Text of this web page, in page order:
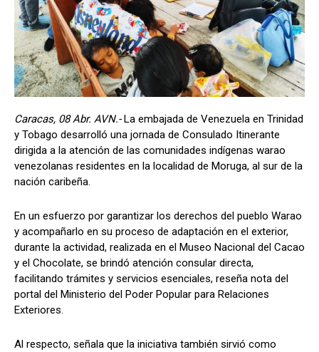
Caracas, 08 Abr. AVN.-La embajada de Venezuela en Trinidad
y Tobago desarrolló una jornada de Consulado Itinerante
dirigida a la atención de las comunidades indígenas warao
venezolanas residentes en la localidad de Moruga, al sur de la
nación caribeña.
En un esfuerzo por garantizar los derechos del pueblo Warao
y acompañarlo en su proceso de adaptación en el exterior,
durante la actividad, realizada en el Museo Nacional del Cacao
y el Chocolate, se brindó atención consular directa,
facilitando trámites y servicios esenciales, reseña nota del
portal del Ministerio del Poder Popular para Relaciones
Exteriores.
Al respecto, señala que la iniciativa también sirvió como